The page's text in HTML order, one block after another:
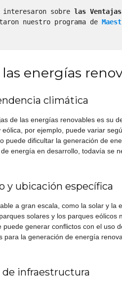
interesaron sobre las
nuestro programa de
energías
climática
de las energías renovables es su
por ejemplo, puede variar
puede dificultar la generación de
energía en desarrollo, todavía se
y ubicación específica
a gran escala, como la solar y la
solares y los parques eólicos
generar conflictos con el uso
para la generación de energía
infraestructura